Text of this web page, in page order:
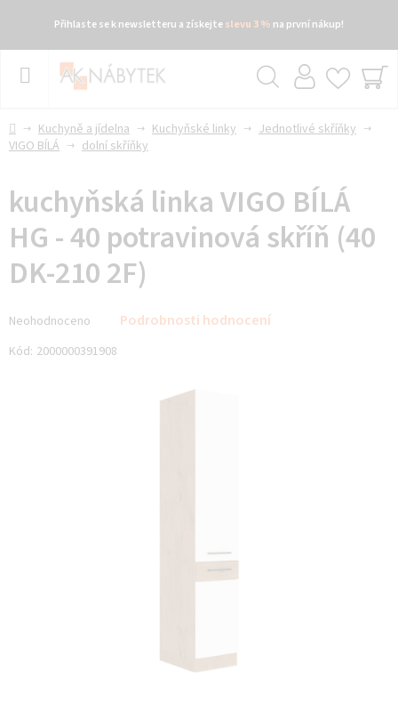
Přihlaste se k newsletteru a získejteslevu 3 % na první nákup!
Přejít
DomůKuchyně a jídelna Kuchyňské linky
Jednotlivé skříňky
VIGO BÍLÁ
dolní skříňky
kuchyňská linka VIGO BÍLÁ
HG - 40 potravinová skříň (40
DK-210 2F)
hodnocení
produktu
Neohodnoceno Podrobnosti hodnocení
Kód: 2000000391908